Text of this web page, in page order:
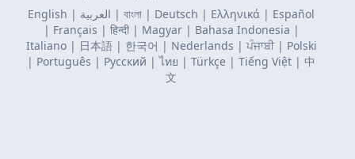
English | العربية | বাংলা | Deutsch | Ελληνικά | Español
| Français | हिन्दी| Magyar| Bahasa Indonesia |
Italiano| 日本語| 한국어 | Nederlands | ਪੰਜਾਬੀ| Polski
| Português | Русский |ไทย | Türkçe | Tiếng Việt | 中
文